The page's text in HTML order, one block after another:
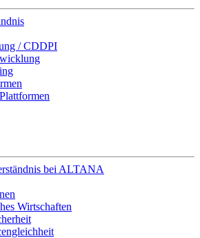
/ CDDPI
bei ALTANA
Wirtschaften